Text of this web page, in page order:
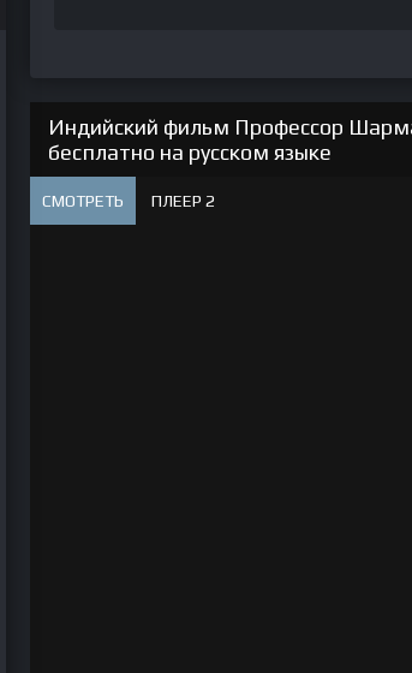
Индийский фильм Профессор
бесплатно на русском языке
СМОТРЕТЬ ПЛЕЕР 2